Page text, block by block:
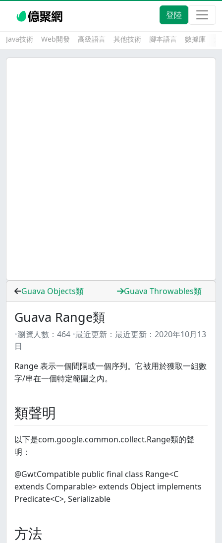
登陸
Java技術 Web開發 高級語言 其他技術 腳本語言 數據庫
Guava Objects類 Guava Throwables類
Guava Range類
瀏覽人數： 464 最近更新： 最近更新： 2020年10月13
日
Range 表示一個間隔或一個序列。它被用於獲取一組數
字/串在一個特定範圍之內。
類聲明
以下是com.google.common.collect.Range類的聲
明：
@GwtCompatible public final class Range<C
extends Comparable> extends Object implements
Predicate<C>, Serializable
方法